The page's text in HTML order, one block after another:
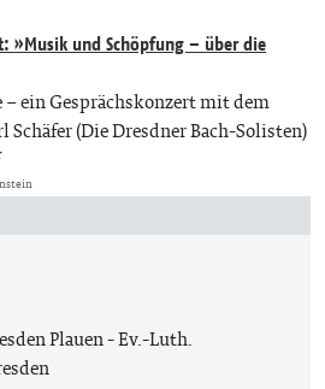
»Musik und Schöpfung – über die
ein Gesprächskonzert mit dem
Schäfer (Die Dresdner Bach-Solisten)
Plauen Ev.-Luth.